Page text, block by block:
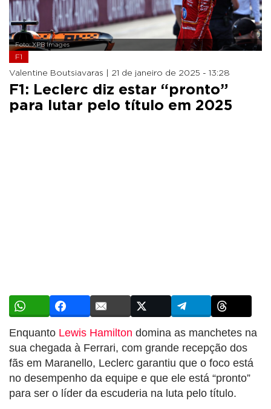
Foto: XPB Images
F1
Valentine Boutsiavaras | 21 de janeiro de 2025 - 13:28
F1: Leclerc diz estar “pronto”
para lutar pelo título em 2025
Enquanto Lewis Hamilton domina as manchetes na
sua chegada à Ferrari, com grande recepção dos
fãs em Maranello, Leclerc garantiu que o foco está
no desempenho da equipe e que ele está “pronto”
para ser o líder da escuderia na luta pelo título.